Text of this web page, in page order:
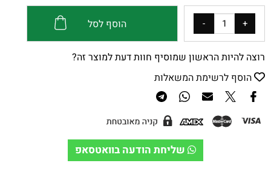
הוסף לסל
רוצה להיות הראשון שמוסיף חוות דעת למוצר זה?
הוסף לרשימת המשאלות
שליחת הודעה בוואטסאפ